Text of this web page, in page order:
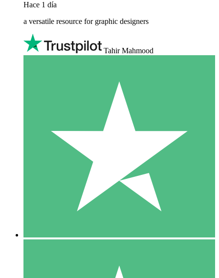
Hace 1 día
a versatile resource for graphic designers
Tahir Mahmood